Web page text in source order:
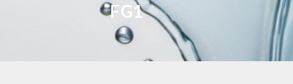
FG1